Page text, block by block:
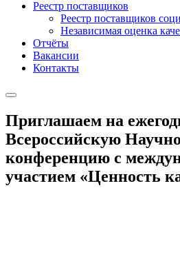
Реестр поставщиков
Реестр поставщиков
Независимая оценка
Отчёты
Вакансии
Контакты
Приглашаем на
Всероссийскую
конференцию с
участием «Ценность